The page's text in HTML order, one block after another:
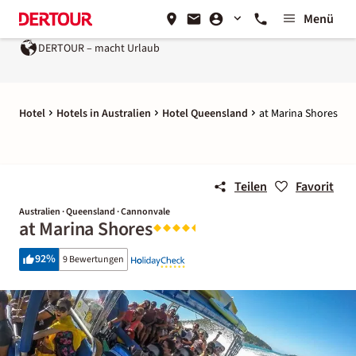
Menü
DERTOUR – macht Urlaub
Hotel Hotels in Australien Hotel Queensland at Marina Shores
Teilen Favorit
Australien · Queensland · Cannonvale
at Marina Shores
92% 9 Bewertungen